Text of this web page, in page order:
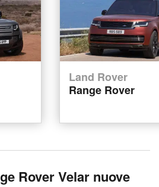
Land Rover
Range Rover
Rover Velar nuove